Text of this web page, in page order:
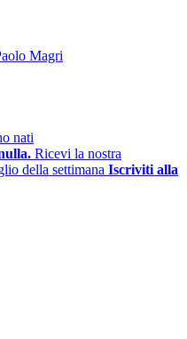
Magri
nati
Ricevi la nostra
della settimana Iscriviti alla